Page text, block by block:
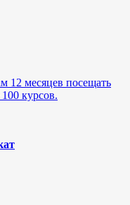
12 месяцев посещать
курсов.